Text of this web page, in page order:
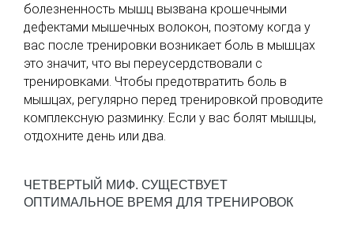
болезненность мышц вызвана крошечными
дефектами мышечных волокон, поэтому когда у
вас после тренировки возникает боль в мышцах
это значит, что вы переусердствовали с
тренировками. Чтобы предотвратить боль в
мышцах, регулярно перед тренировкой проводите
комплексную разминку. Если у вас болят мышцы,
отдохните день или два.
ЧЕТВЕРТЫЙ МИФ. СУЩЕСТВУЕТ
ОПТИМАЛЬНОЕ ВРЕМЯ ДЛЯ ТРЕНИРОВОК